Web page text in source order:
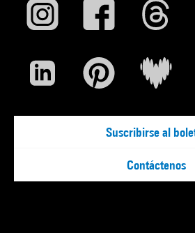
Suscribirse al
Contáctenos